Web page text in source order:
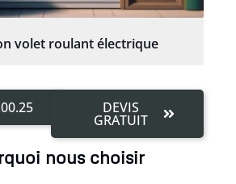
volet roulant électrique
DEVIS
GRATUIT
nous choisir